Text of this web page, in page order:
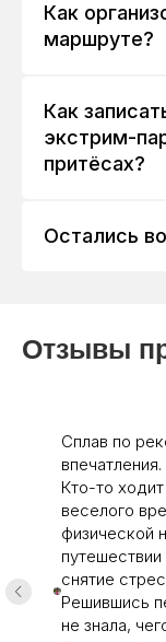
Как
маршруте?
Как
экстрим-
притёсах?
Остались
Отзывы
Сплав по
впечатления.
Кто-то
веселого
физической
снятие
Решившись
не знала,